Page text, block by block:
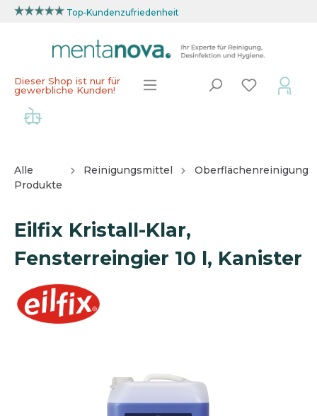
Top-Kundenzufriedenheit
Dieser Shop ist nur für
gewerbliche Kunden!
Alle
Produkte
Reinigungsmittel Oberflächenreinigung
Eilfix Kristall-Klar,
Fensterreingier 10 l, Kanister